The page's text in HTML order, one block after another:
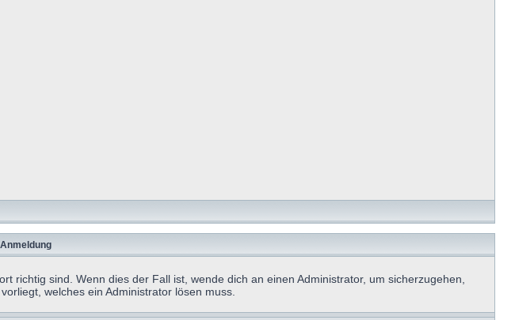
richtig sind. Wenn dies der Fall ist, wende dich an einen Administrator, um sicherzugehen,
welches ein Administrator lösen muss.